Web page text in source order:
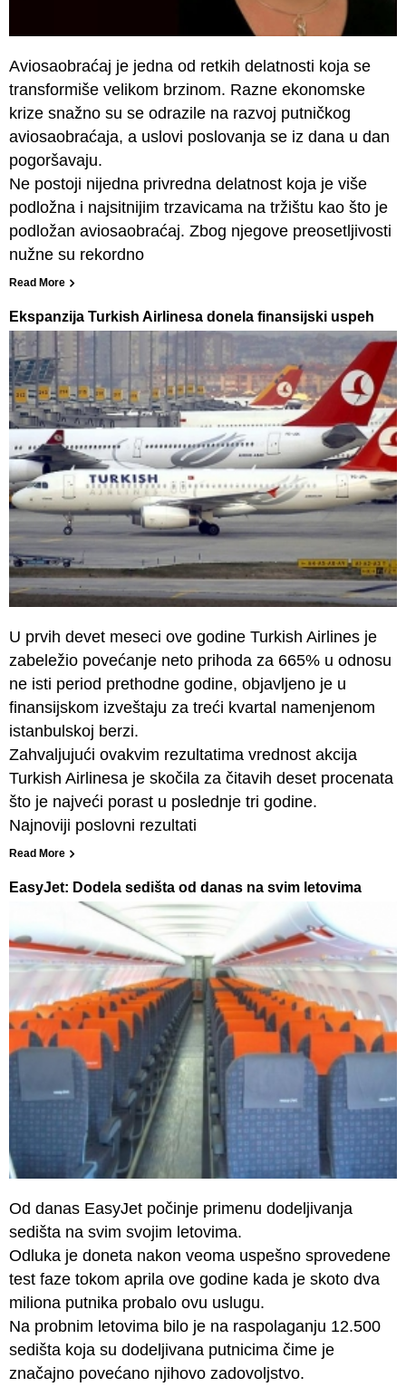
Aviosaobraćaj je jedna od retkih delatnosti koja se
transformiše velikom brzinom. Razne ekonomske
krize snažno su se odrazile na razvoj putničkog
aviosaobraćaja, a uslovi poslovanja se iz dana u dan
pogoršavaju.
Ne postoji nijedna privredna delatnost koja je više
podložna i najsitnijim trzavicama na tržištu kao što je
podložan aviosaobraćaj. Zbog njegove preosetljivosti
nužne su rekordno
Read More
Ekspanzija Turkish Airlinesa donela finansijski uspeh
U prvih devet meseci ove godine Turkish Airlines je
zabeležio povećanje neto prihoda za 665% u odnosu
ne isti period prethodne godine, objavljeno je u
finansijskom izveštaju za treći kvartal namenjenom
istanbulskoj berzi.
Zahvaljujući ovakvim rezultatima vrednost akcija
Turkish Airlinesa je skočila za čitavih deset procenata
što je najveći porast u poslednje tri godine.
Najnoviji poslovni rezultati
Read More
EasyJet: Dodela sedišta od danas na svim letovima
Od danas EasyJet počinje primenu dodeljivanja
sedišta na svim svojim letovima.
Odluka je doneta nakon veoma uspešno sprovedene
test faze tokom aprila ove godine kada je skoto dva
miliona putnika probalo ovu uslugu.
Na probnim letovima bilo je na raspolaganju 12.500
sedišta koja su dodeljivana putnicima čime je
značajno povećano njihovo zadovoljstvo.